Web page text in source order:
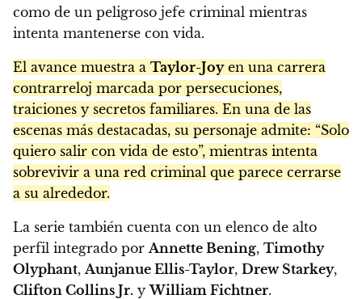
como de un peligroso jefe criminal mientras
intenta mantenerse con vida.
El avance muestra a Taylor-Joyen una carrera
contrarreloj marcada por persecuciones,
traiciones y secretos familiares. En una de las
escenas más destacadas, su personaje admite: “Solo
quiero salir con vida de esto”, mientras intenta
sobrevivir a una red criminal que parece cerrarse
a su alrededor.
La serie también cuenta con un elenco de alto
perfil integrado por Annette Bening, Timothy
Olyphant, Aunjanue Ellis-Taylor, Drew Starkey,
Clifton Collins Jr. yWilliam Fichtner.